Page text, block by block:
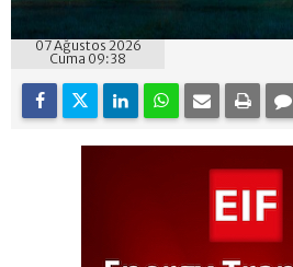
07 Ağustos 2026
Cuma 09:38